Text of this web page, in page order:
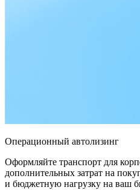
Операционный автолизинг
Оформляйте транспорт для
дополнительных затрат на
и бюджетную нагрузку на ваш